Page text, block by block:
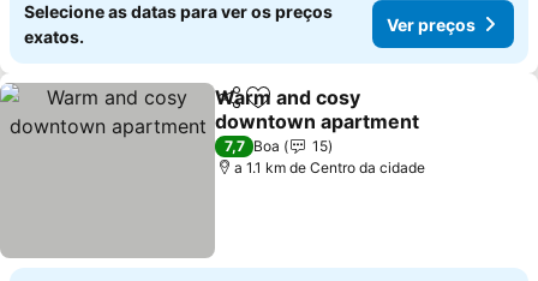
Selecione as datas para ver os preços
exatos.
Ver preços
PartilharAdicionar aos favoritos
Warm and cosy
downtown apartment
Ver preços
7,7 Boa
15
a 1.1 km de Centro da cidade